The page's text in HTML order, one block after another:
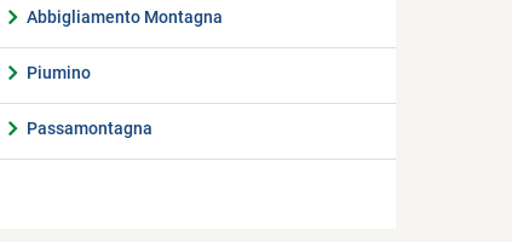
Abbigliamento Montagna
Piumino
Passamontagna